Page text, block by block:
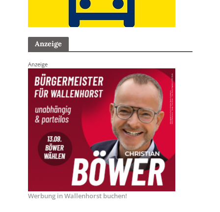
Anzeige
Anzeige
Werbung in Wallenhorst buchen!